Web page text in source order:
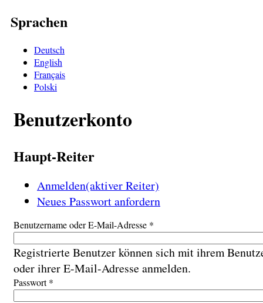
Sprachen
Deutsch
English
Français
Polski
Benutzerkonto
Haupt-Reiter
Anmelden(aktiver Reiter)
Neues Passwort anfordern
Benutzername oder E-Mail-Adresse *
Registrierte Benutzer können sich mit ihrem
oder ihrer E-Mail-Adresse anmelden.
Passwort*